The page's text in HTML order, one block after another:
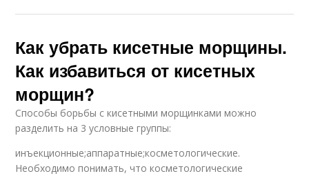
Как убрать кисетные морщины.
Как избавиться от кисетных
морщин?
Способы борьбы с кисетными морщинками можно
разделить на 3 условные группы:
инъекционные;аппаратные;косметологические.
Необходимо понимать, что косметологические